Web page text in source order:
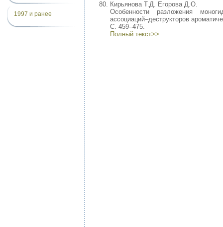
1997 и ранее
Кирьянова Т.Д. Егорова Д.О.
Особенности разложения
ассоциаций–деструкторов
С. 459–475.
Полный текст>>